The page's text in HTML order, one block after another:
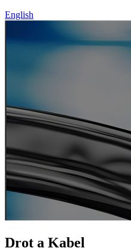
English
Drot a Kabel